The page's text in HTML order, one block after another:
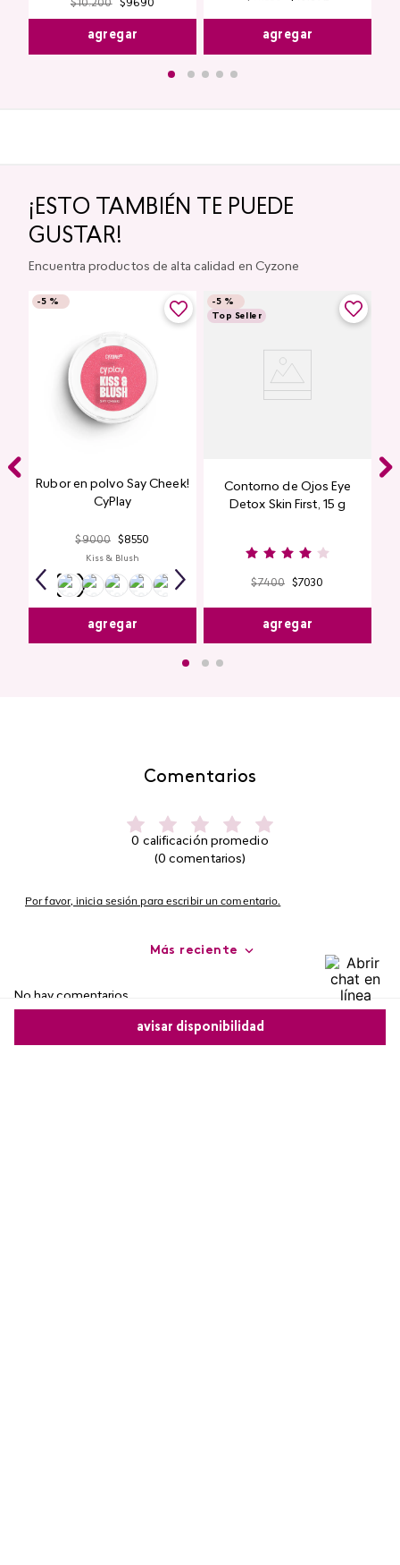
avisar disponibilidad
$10.200 $9690
agregar agregar
¡ESTO TAMBIÉN TE PUEDE
GUSTAR!
Encuentra productos de alta calidad en Cyzone
-5 %
Rubor en polvo Say Cheek!
CyPlay
$9000 $8550
Kiss & Blush
agregar
-5 %
Top Seller
Contorno de Ojos Eye
Detox Skin First, 15 g
$7400 $7030
agregar
Comentarios
0 calificación promedio
(0 comentarios)
Por favor, inicia sesión para escribir un comentario.
Más reciente
No hay comentarios.